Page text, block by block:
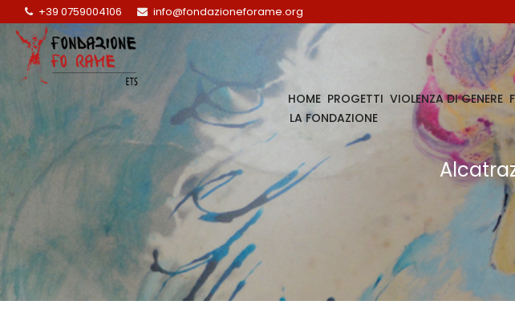
+39 0759004106 info@fondazioneforame.org
HOME PROGETTI VIOLENZA DI GENERE
LA FONDAZIONE